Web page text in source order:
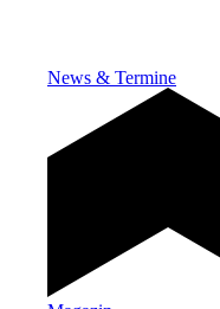
News & Termine